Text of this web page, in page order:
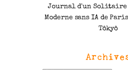
Journal d'un Solitaire
Moderne sans IA de
Tôkyô